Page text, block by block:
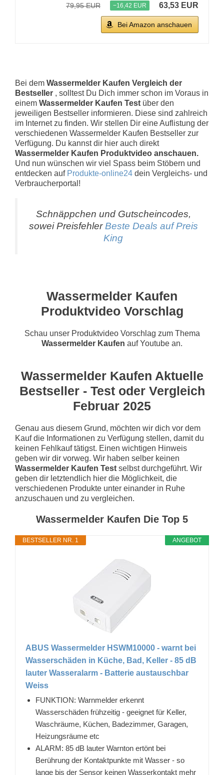
79,95 EUR −16,42 EUR 63,53 EUR
Bei Amazon anschauen
Bei dem Wassermelder Kaufen Vergleich der
Bestseller , solltest Du Dich immer schon im Voraus in
einem Wassermelder Kaufen Test über den
jeweiligen Bestseller informieren. Diese sind zahlreich
im Internet zu finden. Wir stellen Dir eine Auflistung der
verschiedenen Wassermelder Kaufen Bestseller zur
Verfügung. Du kannst dir hier auch direkt
Wassermelder Kaufen Produktvideo anschauen.
Und nun wünschen wir viel Spass beim Stöbern und
entdecken auf Produkte-online24 dein Vergleichs- und
Verbraucherportal!
Schnäppchen und Gutscheincodes,
sowei Preisfehler Beste Deals auf Preis
King
Wassermelder Kaufen
Produktvideo Vorschlag
Schau unser Produktvideo Vorschlag zum Thema
Wassermelder Kaufen auf Youtube an.
Wassermelder Kaufen Aktuelle
Bestseller - Test oder Vergleich
Februar 2025
Genau aus diesem Grund, möchten wir dich vor dem
Kauf die Informationen zu Verfügung stellen, damit du
keinen Fehlkauf tätigst. Einen wichtigen Hinweis
geben wir dir vorweg. Wir haben selber keinen
Wassermelder Kaufen Test selbst durchgeführt. Wir
geben dir letztendlich hier die Möglichkeit, die
verschiedenen Produkte unter einander in Ruhe
anzuschauen und zu vergleichen.
Wassermelder Kaufen Die Top 5
ANGEBOT
BESTSELLER NR. 1
ABUS Wassermelder HSWM10000 - warnt bei
Wasserschäden in Küche, Bad, Keller - 85 dB
lauter Wasseralarm - Batterie austauschbar
Weiss
FUNKTION: Warnmelder erkennt
Wasserschäden frühzeitig - geeignet für Keller,
Waschräume, Küchen, Badezimmer, Garagen,
Heizungsräume etc
ALARM: 85 dB lauter Warnton ertönt bei
Berührung der Kontaktpunkte mit Wasser - so
lange bis der Sensor keinen Wasserkontakt mehr